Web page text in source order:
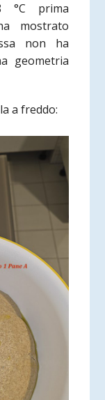
°C prima
mostrato
non ha
geometria
a freddo: